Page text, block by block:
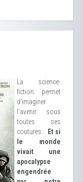
La science-
fiction permet
d'imaginer
l'avenir sous
toutes ses
coutures...
Et si
le monde
vivait une
apocalypse
engendrée